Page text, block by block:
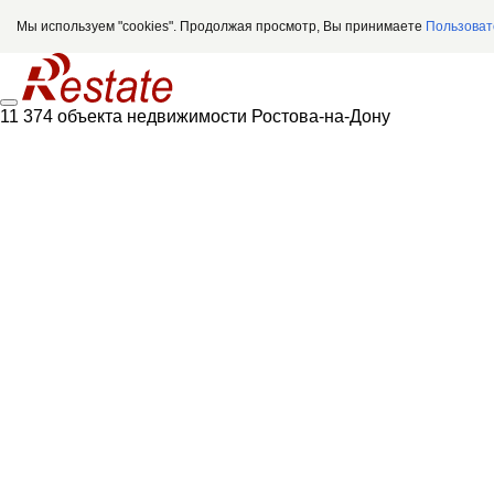
Мы используем "cookies". Продолжая просмотр, Вы принимаете
11 374 объекта недвижимости Ростова-на-Дону